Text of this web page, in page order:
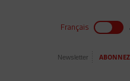
Français
Newsletter